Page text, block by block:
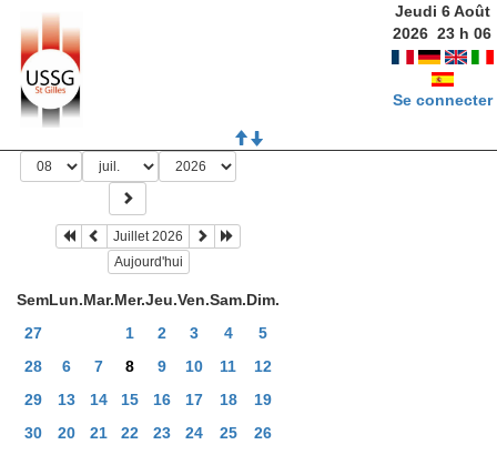
Jeudi 6 Août
2026 23 h06
Se connecter
Juillet 2026
Aujourd'hui
SemLun.Mar.Mer.Jeu.Ven.Sam.Dim.
27
1 2 3 4
5
28
6 7 8 9 10 11
12
29
13 14 15 16 17 18
19
30
20 21 22 23 24 25
26